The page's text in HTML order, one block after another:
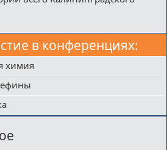
в конференциях:
химия